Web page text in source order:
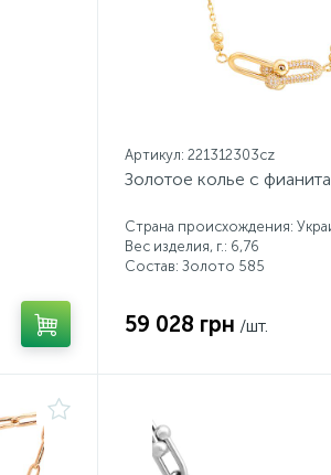
Артикул: 221312303cz
Золотое колье с
Страна происхождения:
Вес изделия, г.: 6,76
Состав: Золото 585
59 028 грн /шт.